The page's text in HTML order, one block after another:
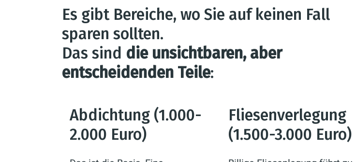
Es gibt Bereiche, wo Sie auf keinen Fall
sparen sollten.
Das sind die unsichtbaren, aber
entscheidenden Teile:
Abdichtung (1.000-
2.000 Euro)
Fliesenverlegung
(1.500-3.000 Euro)